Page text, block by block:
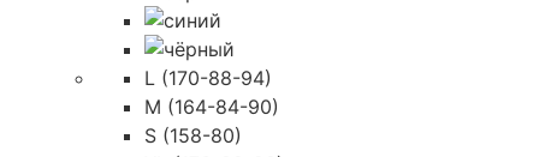
L (170-88-94)
M (164-84-90)
S (158-80)